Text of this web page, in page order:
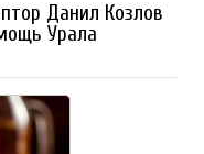
Данил Козлов
Урала